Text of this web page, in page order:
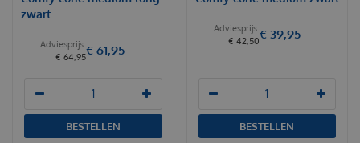
zwart
€ 64,95€ 61,95
BESTELLEN
€ 42,50€ 39,95
BESTELLEN